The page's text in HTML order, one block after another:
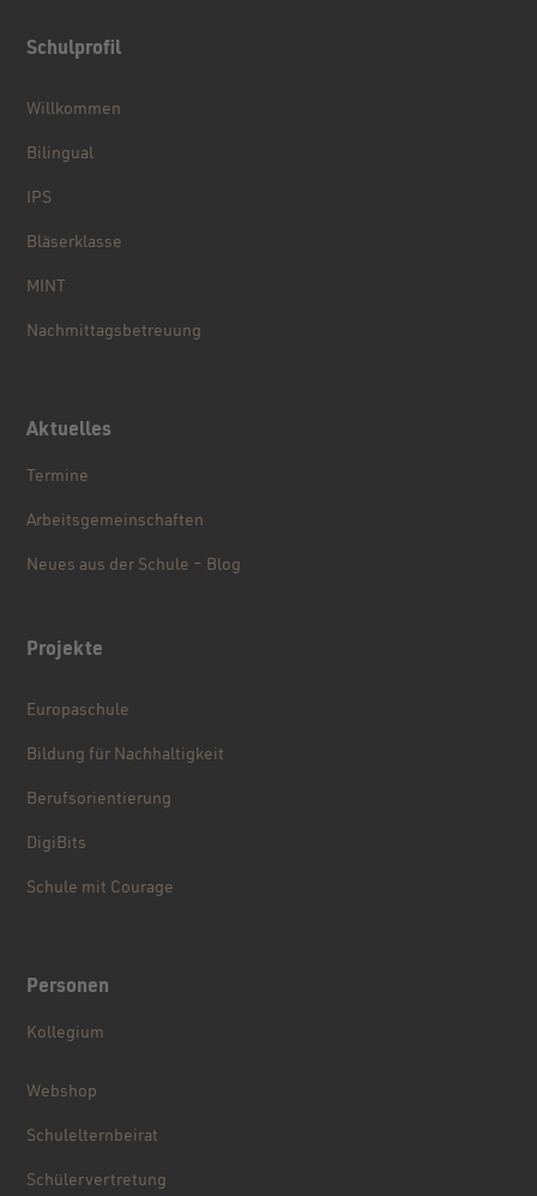
Schulprofil
Willkommen
Bilingual
IPS
Bläserklasse
MINT
Nachmittagsbetreuung
Aktuelles
Termine
Arbeitsgemeinschaften
Neues aus der Schule – Blog
Projekte
Europaschule
Bildung für Nachhaltigkeit
Berufsorientierung
DigiBits
Schule mit Courage
Personen
Kollegium
Webshop
Schulelternbeirat
Schülervertretung